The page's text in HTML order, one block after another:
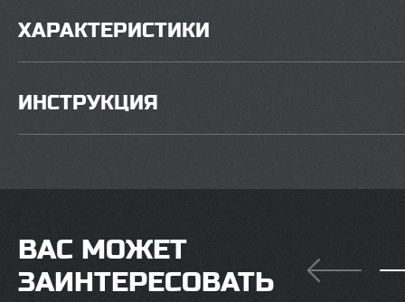
ХАРАКТЕРИСТИКИ
ИНСТРУКЦИЯ
ВАС МОЖЕТ
ЗАИНТЕРЕСОВАТЬ